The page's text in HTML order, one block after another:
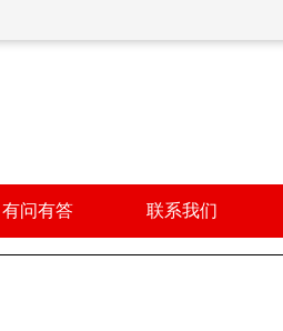
有问有答 联系我们